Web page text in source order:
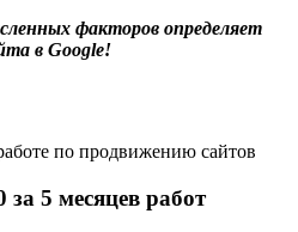
факторов определяет
в Google!
по продвижению сайтов
5 месяцев работ